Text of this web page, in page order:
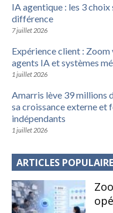
IA agentique : les 3
différence
7 juillet 2026
Expérience client :
agents IA et systèmes
1 juillet 2026
Amarris lève 39 millions
sa croissance externe et
indépendants
1 juillet 2026
ARTICLES